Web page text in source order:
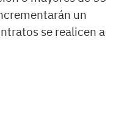
un
se realicen a